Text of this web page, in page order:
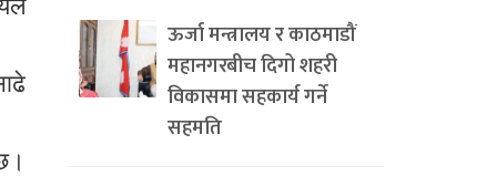
ऊर्जा मन्त्रालय र काठमाडौं
महानगरबीच दिगो शहरी
विकासमा सहकार्य गर्ने
सहमति